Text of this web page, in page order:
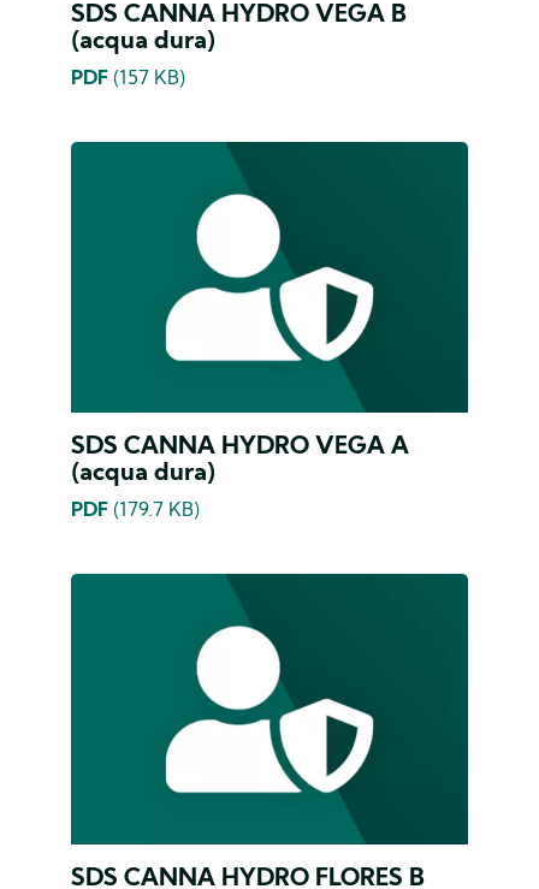
SDS CANNA HYDRO VEGA B
(acqua dura)
PDF (157 KB)
SDS CANNA HYDRO VEGA A
(acqua dura)
PDF (179.7 KB)
SDS CANNA HYDRO FLORES B